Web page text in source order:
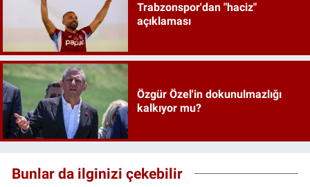
Trabzonspor'dan "haciz"
açıklaması
Özgür Özel'in dokunulmazlığı
kalkıyor mu?
Bunlar da ilginizi çekebilir